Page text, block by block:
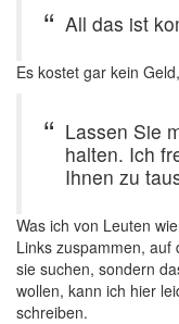
All das ist
Es kostet gar kein
Lassen Sie
halten. Ich
Ihnen zu
Was ich von Leuten
Links zuspammen,
sie suchen, sondern
wollen, kann ich hier
schreiben.